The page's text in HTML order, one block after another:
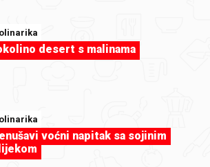
s kečapom koje
desert s malinama
voćni napitak sa sojinim